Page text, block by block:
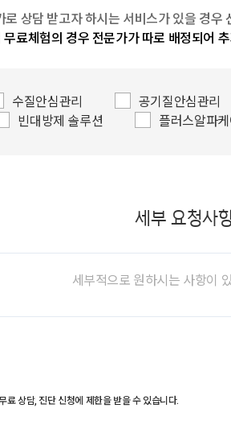
로 상담 받고자 하시는 서비스가 있을 경우
료체험의 경우 전문가가 따로 배정되어
수질안심관리 공기질안심관리
빈대방제 솔루션 플러스알파
세부 요청사
상담, 진단 신청에 제한을 받을 수 있습니다.